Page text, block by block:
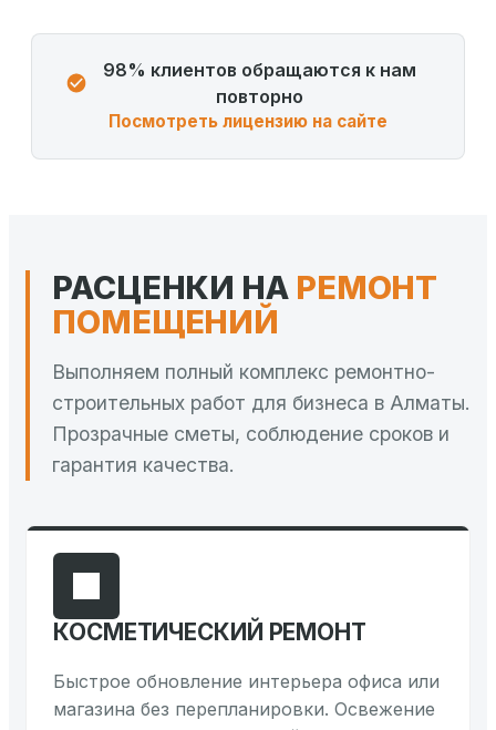
98% клиентов обращаются к нам
повторно
Посмотреть лицензию на сайте
РАСЦЕНКИ НА РЕМОНТ
ПОМЕЩЕНИЙ
Выполняем полный комплекс ремонтно-
строительных работ для бизнеса в Алматы.
Прозрачные сметы, соблюдение сроков и
гарантия качества.
КОСМЕТИЧЕСКИЙ РЕМОНТ
Быстрое обновление интерьера офиса или
магазина без перепланировки. Освежение